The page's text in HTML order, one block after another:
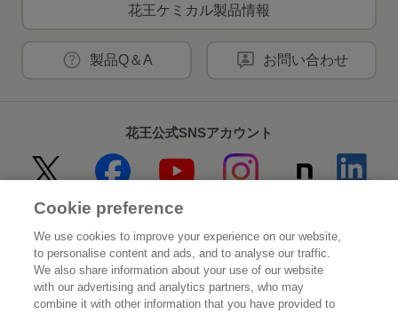
花王ケミカル製品情報
製品Q＆A お問い合わせ
花王公式SNSアカウント
Home 花王について
サステナビリティ イノベーション
ブランド 投資家情報
Cookie preference
We use cookies to improve your experience on our website,
to personalise content and ads, and to analyse our traffic.
We also share information about your use of our website
with our advertising and analytics partners, who may
combine it with other information that you have provided to